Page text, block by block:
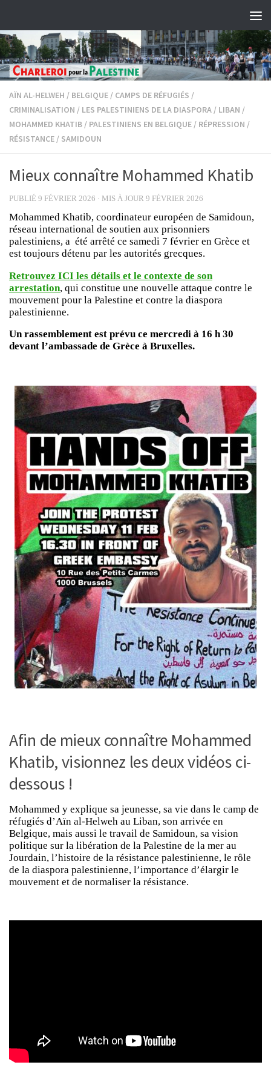
AÏN AL-HELWEH / BELGIQUE / CAMPS DE RÉFUGIÉS /
CRIMINALISATION / LES PALESTINIENS DE LA DIASPORA / LIBAN /
MOHAMMED KHATIB / PALESTINIENS EN BELGIQUE / RÉPRESSION /
RÉSISTANCE / SAMIDOUN
Mieux connaître Mohammed Khatib
PUBLIÉ 9 FÉVRIER 2026 · MIS À JOUR 9 FÉVRIER 2026
Mohammed Khatib, coordinateur européen de Samidoun,
réseau international de soutien aux prisonniers
palestiniens, a été arrêté ce samedi 7 février en Grèce et
est toujours détenu par les autorités grecques.
Retrouvez ICI les détails et le contexte de son
arrestation, qui constitue une nouvelle attaque contre le
mouvement pour la Palestine et contre la diaspora
palestinienne.
Un rassemblement est prévu ce mercredi à 16 h 30
devant l’ambassade de Grèce à Bruxelles.
Afin de mieux connaître Mohammed
Khatib, visionnez les deux vidéos ci-
dessous !
Mohammed y explique sa jeunesse, sa vie dans le camp de
réfugiés d’Aïn al-Helweh au Liban, son arrivée en
Belgique, mais aussi le travail de Samidoun, sa vision
politique sur la libération de la Palestine de la mer au
Jourdain, l’histoire de la résistance palestinienne, le rôle
de la diaspora palestinienne, l’importance d’élargir le
mouvement et de normaliser la résistance.